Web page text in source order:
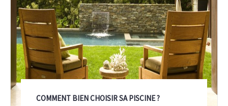
COMMENT BIEN CHOISIR SA PISCINE ?